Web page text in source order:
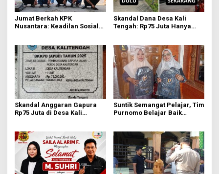
Jumat Berkah KPK
Nusantara: Keadilan Sosial
Skandal Dana Desa Kali
Tengah: Rp75 Juta Hanya
Tak Tahu Detail
Skandal Anggaran Gapura
Rp75 Juta di Desa Kali
Kejanggalan
Suntik Semangat Pelajar, Tim
Purnomo Belajar Baik
Dhuafa di Lamongan